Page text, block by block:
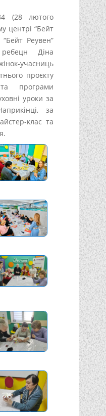
(28 лютого
центрі “Бейт
“Бейт Реувен”
Діна
учасниць
проєкту
програми
уроки за
за
клас та